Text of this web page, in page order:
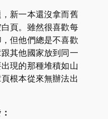
新一本還沒拿而舊
頁。雖然很喜歡每
但他們總是不喜歡
其他國家放到同一
現的那種堆積如山
根本從來無辦法出